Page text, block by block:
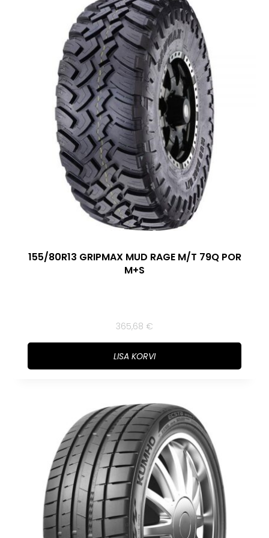
155/80R13 GRIPMAX MUD RAGE M/T 79Q POR
M+S
365,68 €
LISA KORVI